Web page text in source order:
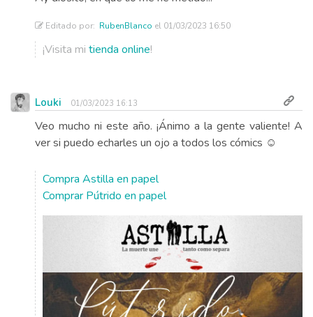
Editado por: RubenBlanco el 01/03/2023 16:50
¡Visita mi tienda online!
Louki 01/03/2023 16:13
Veo mucho ni este año. ¡Ánimo a la gente valiente! A
ver si puedo echarles un ojo a todos los cómics ☺️
Compra Astilla en papel
Comprar Pútrido en papel